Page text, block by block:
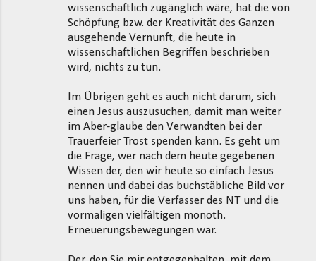
wissenschaftlich zugänglich wäre, hat die von
Schöpfung bzw. der Kreativität des Ganzen
ausgehende Vernunft, die heute in
wissenschaftlichen Begriffen beschrieben
wird, nichts zu tun.
Im Übrigen geht es auch nicht darum, sich
einen Jesus auszusuchen, damit man weiter
im Aber-glaube den Verwandten bei der
Trauerfeier Trost spenden kann. Es geht um
die Frage, wer nach dem heute gegebenen
Wissen der, den wir heute so einfach Jesus
nennen und dabei das buchstäbliche Bild vor
uns haben, für die Verfasser des NT und die
vormaligen vielfältigen monoth.
Erneuerungsbewegungen war.